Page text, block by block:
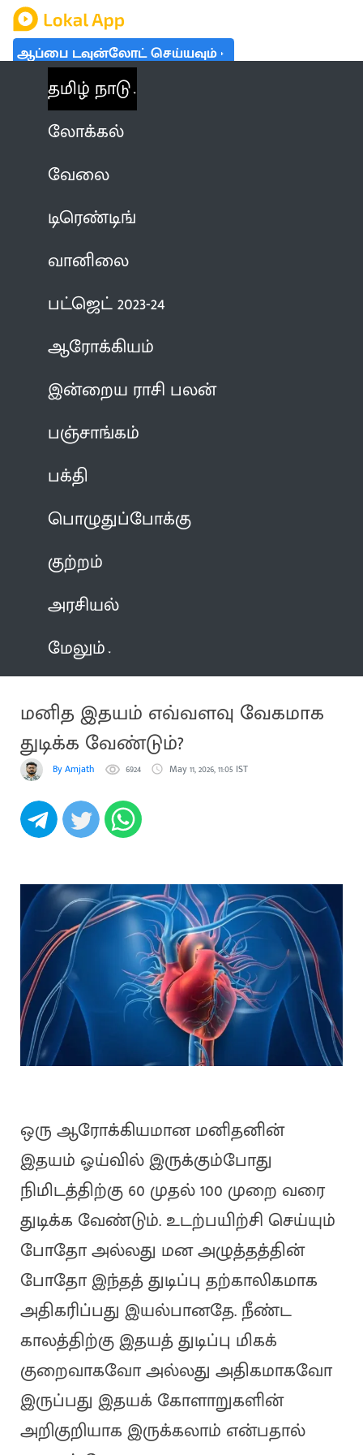
ஆப்பை டவுன்லோட் செய்யவும்
தமிழ் நாடு
லோக்கல்
வேலை
டிரெண்டிங்
வானிலை
பட்ஜெட் 2023-24
ஆரோக்கியம்
இன்றைய ராசி பலன்
பஞ்சாங்கம்
பக்தி
பொழுதுப்போக்கு
குற்றம்
அரசியல்
மேலும்
மனித இதயம் எவ்வளவு வேகமாக
துடிக்க வேண்டும்?
By Amjath 6924 May 11, 2026, 11:05 IST
ஒரு ஆரோக்கியமான மனிதனின்
இதயம் ஓய்வில் இருக்கும்போது
நிமிடத்திற்கு 60 முதல் 100 முறை வரை
துடிக்க வேண்டும். உடற்பயிற்சி செய்யும்
போதோ அல்லது மன அழுத்தத்தின்
போதோ இந்தத் துடிப்பு தற்காலிகமாக
அதிகரிப்பது இயல்பானதே. நீண்ட
காலத்திற்கு இதயத் துடிப்பு மிகக்
குறைவாகவோ அல்லது அதிகமாகவோ
இருப்பது இதயக் கோளாறுகளின்
அறிகுறியாக இருக்கலாம் என்பதால்